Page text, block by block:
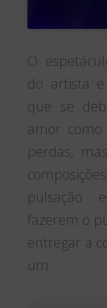
O
do artista e
que se
amor
perdas,
pulsação
fazerem o
entregar a
um.